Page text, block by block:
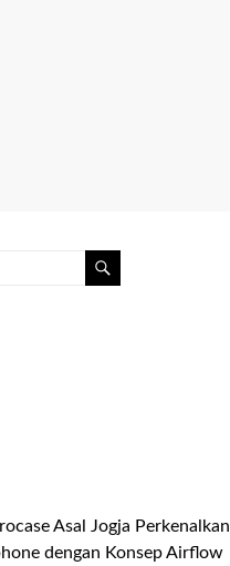
Asal Jogja Perkenalkan
dengan Konsep Airflow